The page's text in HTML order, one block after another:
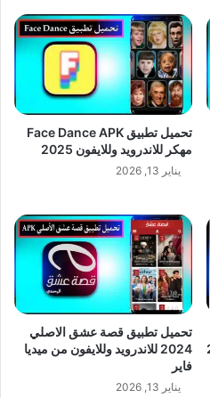
تحميل تطبيق Face Dance APK
مهكر للاندرويد وللايفون 2025
يناير 13, 2026
تحميل تطبيق قصة عشق الاصلي
2024 للاندرويد وللايفون من ميديا
فاير
يناير 13, 2026